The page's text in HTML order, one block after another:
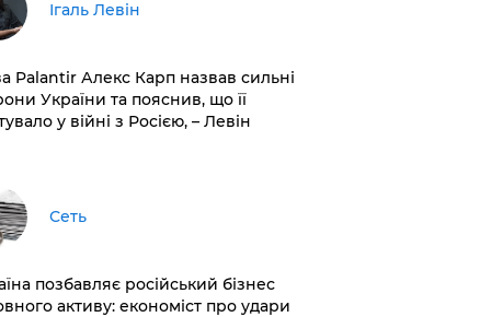
Ігаль Левін
Palantir Алекс Карп назвав сильні
України та пояснив, що її
у війні з Росією, – Левін
Сеть
позбавляє російський бізнес
активу: економіст про удари